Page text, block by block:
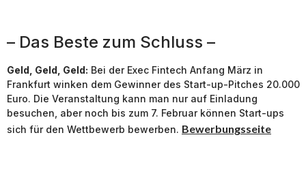
– Das Beste zum Schluss –
Geld, Geld, Geld: Bei der Exec Fintech Anfang März in
Frankfurt winken dem Gewinner des Start-up-Pitches 20.000
Euro. Die Veranstaltung kann man nur auf Einladung
besuchen, aber noch bis zum 7. Februar können Start-ups
sich für den Wettbewerb bewerben. Bewerbungsseite